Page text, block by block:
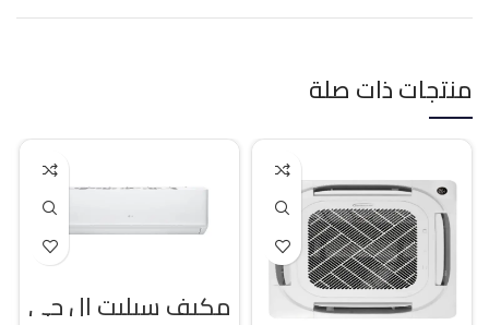
منتجات ذات صلة
مكيف سبليت ال جي